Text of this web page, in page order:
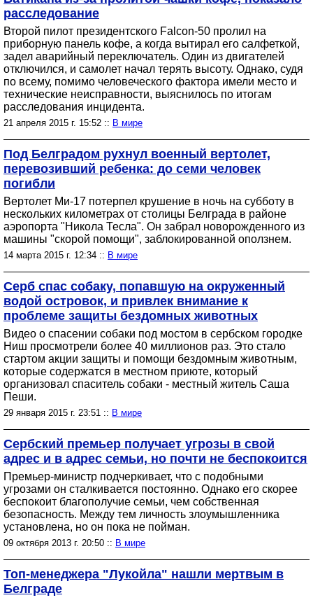
расследование
Второй пилот президентского Falcon-50 пролил на
приборную панель кофе, а когда вытирал его салфеткой,
задел аварийный переключатель. Один из двигателей
отключился, и самолет начал терять высоту. Однако, судя
по всему, помимо человеческого фактора имели место и
технические неисправности, выяснилось по итогам
расследования инцидента.
21 апреля 2015 г. 15:52 :: В мире
Под Белградом рухнул военный вертолет,
перевозивший ребенка: до семи человек
погибли
Вертолет Ми-17 потерпел крушение в ночь на субботу в
нескольких километрах от столицы Белграда в районе
аэропорта "Никола Тесла". Он забрал новорожденного из
машины "скорой помощи", заблокированной оползнем.
14 марта 2015 г. 12:34 :: В мире
Серб спас собаку, попавшую на окруженный
водой островок, и привлек внимание к
проблеме защиты бездомных животных
Видео о спасении собаки под мостом в сербском городке
Ниш просмотрели более 40 миллионов раз. Это стало
стартом акции защиты и помощи бездомным животным,
которые содержатся в местном приюте, который
организовал спаситель собаки - местный житель Саша
Пеши.
29 января 2015 г. 23:51 :: В мире
Сербский премьер получает угрозы в свой
адрес и в адрес семьи, но почти не беспокоится
Премьер-министр подчеркивает, что с подобными
угрозами он сталкивается постоянно. Однако его скорее
беспокоит благополучие семьи, чем собственная
безопасность. Между тем личность злоумышленника
установлена, но он пока не пойман.
09 октября 2013 г. 20:50 :: В мире
Топ-менеджера "Лукойла" нашли мертвым в
Белграде